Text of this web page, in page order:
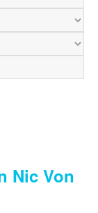
Nic Von